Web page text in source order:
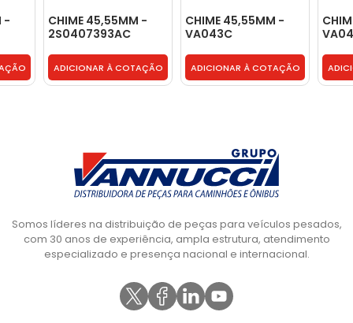
-
CHIME 45,55MM -
2S0407393AC
ADICIONAR À COTAÇÃO
CHIME 45,55MM -
VA043C
ADICIONAR À COTAÇÃO
Somos líderes na distribuição de peças para veículos pesados,
com 30 anos de experiência, ampla estrutura, atendimento
especializado e presença nacional e internacional.